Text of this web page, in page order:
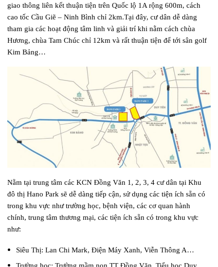
giao thông liên kết thuận tiện trên Quốc lộ 1A rộng 600m, cách
cao tốc Cầu Giẽ – Ninh Bình chỉ 2km.Tại đây, cư dân dễ dàng
tham gia các hoạt động tâm linh và giải trí khi nằm cách chùa
Hương, chùa Tam Chúc chỉ 12km và rất thuận tiện để tới sân golf
Kim Bảng…
Nằm tại trung tâm các KCN Đồng Văn 1, 2, 3, 4 cư dân tại Khu
đô thị Hano Park sẽ dễ dàng tiếp cận, sử dụng các tiện ích sẵn có
trong khu vực như trường học, bệnh viện, các cơ quan hành
chính, trung tâm thương mại, các tiện ích sẵn có trong khu vực
như:
Siêu Thị: Lan Chi Mark, Điện Máy Xanh, Viễn Thông A…
Trường học: Trường mầm non TT Đồng Văn, Tiểu học Duy